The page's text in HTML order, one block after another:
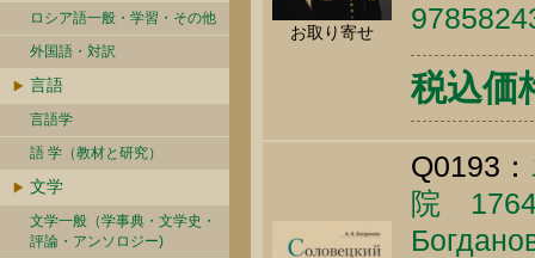
ロシア語一般・学習・その他
外国語・対訳
言語
言語学
語 学（教材と研究）
文学
文学一般（学事典・文学史・
評論・アンソロジー)
お取り寄せ
税込価
Q0193：
院 1764